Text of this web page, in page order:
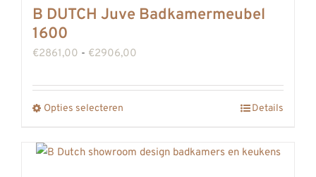
optie
worden
productpagina
B DUTCH Juve Badkamermeubel
1600
€2861,00 - €2906,00
Opties selecteren
heeft
Details